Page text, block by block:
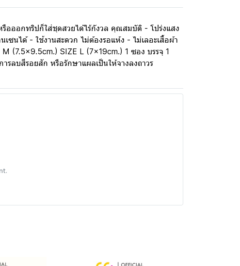
อออกทริปก็ใส่ชุดสวยได้ไร้กังวล คุณสมบัติ - โปร่งแสง
ซนได้ - ใช้งานสะดวก ไม่ต้องรอแห้ง - ไม่เลอะเสื้อผ้า
(7.5x9.5cm.) SIZE L (7x19cm.) 1 ซอง บรรจุ 1
ลบสีรอยสัก หรือรักษาแผลเป็นให้จางลงถาวร